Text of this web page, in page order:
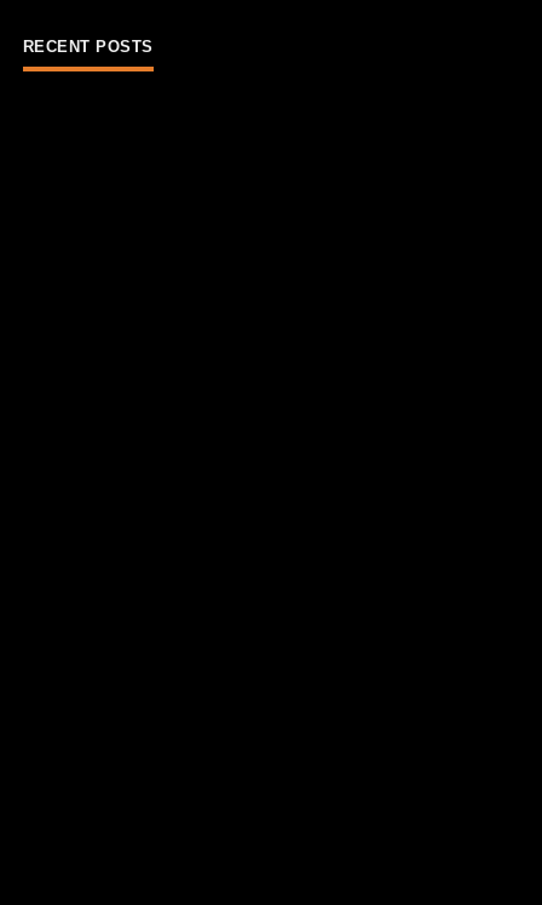
RECENT POSTS